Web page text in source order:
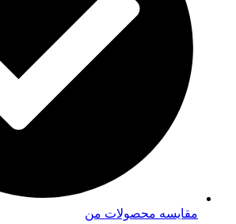
مقایسه محصولات من